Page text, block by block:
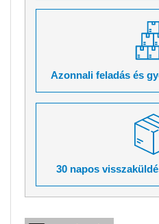
Azonnali feladás és
30 napos